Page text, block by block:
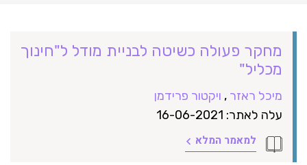
מחקר פעולה כשיטה לבניית מודל ל"חינוך
מכליל"
מיכל ראזר , ויקטור פרידמן
עלה לאתר: 16-06-2021
למאמר המלא